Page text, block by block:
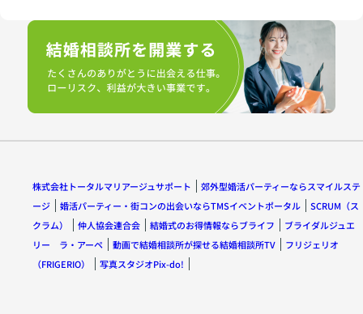
株式会社トータルマリアージュサポート
郊外型婚活パーティーならスマイルステ
ージ
婚活パーティー・街コンの出会いならTMSイベントポータル
SCRUM（ス
クラム）
仲人協会連合会 結婚式のお得情報ならブライフ
ブライダルジュエ
リー ラ・アーペ
動画で結婚相談所が探せる結婚相談所TV
フリジェリオ
（FRIGERIO）
写真スタジオPix-do!